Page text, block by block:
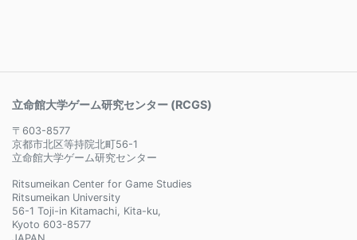
立命館大学ゲーム研究センター (RCGS)
〒603-8577
京都市北区等持院北町56-1
立命館大学ゲーム研究センター
Ritsumeikan Center for Game Studies
Ritsumeikan University
56-1 Toji-in Kitamachi, Kita-ku,
Kyoto 603-8577